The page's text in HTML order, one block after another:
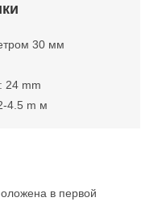
30 мм
24 mm
4.5 m м
в первой